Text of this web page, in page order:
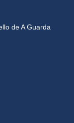
de A Guarda